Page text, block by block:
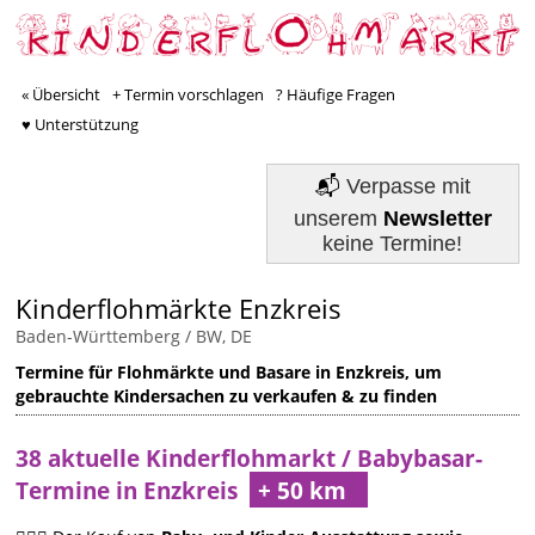
« Übersicht + Termin vorschlagen
? Häufige Fragen
♥ Unterstützung
📬 Verpasse mit
unserem Newsletter
keine Termine!
Kinderflohmärkte Enzkreis
Baden-Württemberg / BW, DE
Termine für Flohmärkte und Basare in Enzkreis, um
gebrauchte Kindersachen zu verkaufen & zu finden
38 aktuelle Kinderflohmarkt / Babybasar-
Termine in Enzkreis